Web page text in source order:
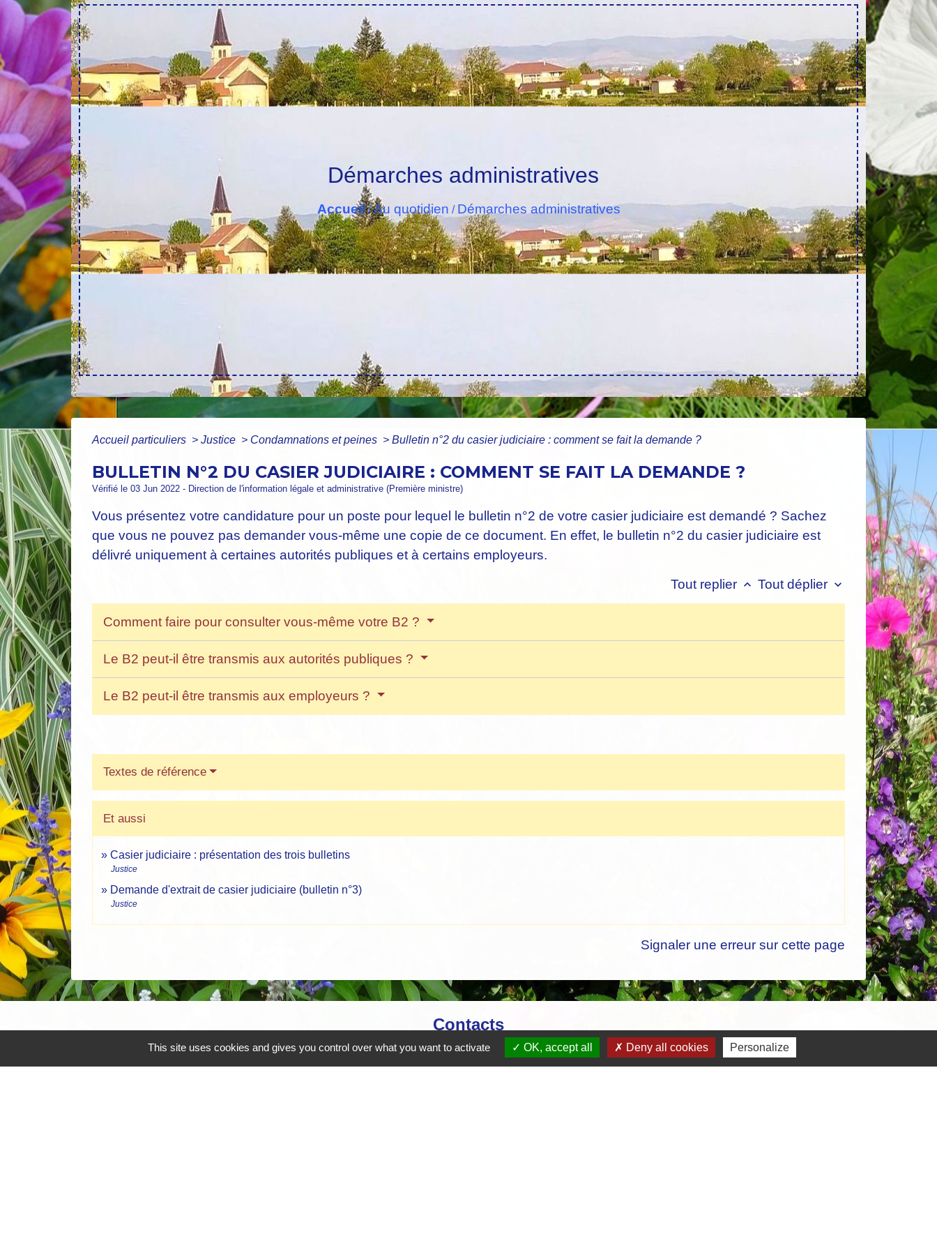
Démarches administratives
Accueil/Au quotidien / Démarches administratives
Accueil particuliers > Justice > Condamnations et peines > Bulletin n°2 du casier judiciaire : comment se fait la demande ?
BULLETIN N°2 DU CASIER JUDICIAIRE : COMMENT SE FAIT LA DEMANDE ?
Vérifié le 03 Jun 2022 - Direction de l'information légale et administrative (Première ministre)
Vous présentez votre candidature pour un poste pour lequel le bulletin n°2 de votre casier judiciaire est demandé ? Sachez
que vous ne pouvez pas demander vous-même une copie de ce document. En effet, le bulletin n°2 du casier judiciaire est
délivré uniquement à certaines autorités publiques et à certains employeurs.
Tout replier keyboard_arrow_up Tout déplier keyboard_arrow_down
Comment faire pour consulter vous-même votre B2 ?
Le B2 peut-il être transmis aux autorités publiques ?
Le B2 peut-il être transmis aux employeurs ?
Textes de référence
Et aussi
Casier judiciaire : présentation des trois bulletins
Justice
Demande d'extrait de casier judiciaire (bulletin n°3)
Justice
Signaler une erreur sur cette page
Contacts
Mairie de Crottet
Espace Armand Veille
This site uses cookies and gives you control over what you want to activate OK, accept all Deny all cookies Personalize